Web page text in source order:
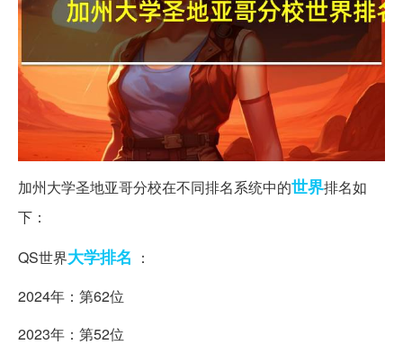
加州大学圣地亚哥分校在不同排名系统中的世界排名如
下：
QS世界大学排名 ：
2024年：第62位
2023年：第52位